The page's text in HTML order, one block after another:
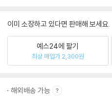
이미 소장하고 있다면 판매해 보세요.
예스24에 팔기
최상 매입가 2,300원
해외배송 가능